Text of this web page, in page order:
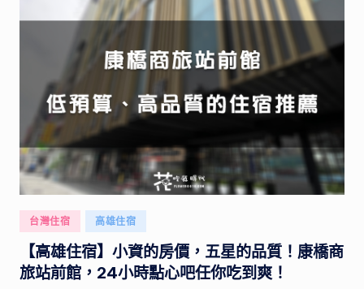
同
景
點，
開
箱
路
上
廣
告
Posted
in
台灣住宿 高雄住宿
【高雄住宿】小資的房價，五星的品質！康橋商
旅站前館，24小時點心吧任你吃到爽！